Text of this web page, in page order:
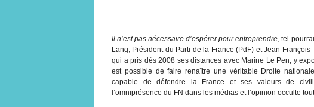
Il n’est pas nécessaire d’espérer pour entreprendre, tel
Lang, Président du Parti de la France (PdF) et Jean-
qui a pris dès 2008 ses distances avec Marine Le Pen, y
est possible de faire renaître une véritable Droite
capable de défendre la France et ses valeurs de
l’omniprésence du FN dans les médias et l’opinion occulte